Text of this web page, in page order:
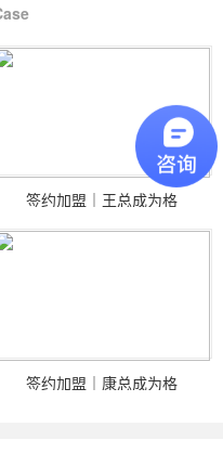
签约加盟｜王总成为格
签约加盟｜康总成为格